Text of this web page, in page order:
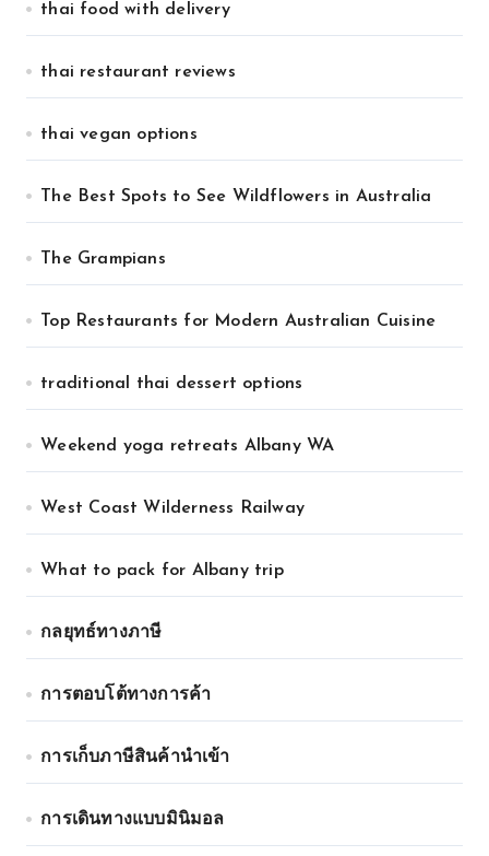
thai food with delivery
thai restaurant reviews
thai vegan options
The Best Spots to See Wildflowers in Australia
The Grampians
Top Restaurants for Modern Australian Cuisine
traditional thai dessert options
Weekend yoga retreats Albany WA
West Coast Wilderness Railway
What to pack for Albany trip
กลยุทธ์ทางภาษี
การตอบโต้ทางการค้า
การเก็บภาษีสินค้านำเข้า
การเดินทางแบบมินิมอล